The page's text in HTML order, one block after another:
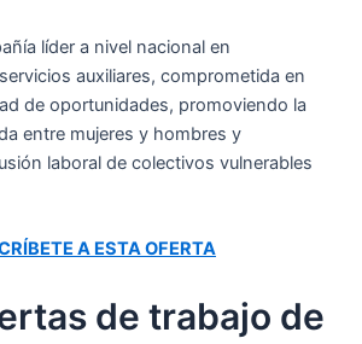
líder a nivel nacional en
auxiliares, comprometida en
de oportunidades, promoviendo la
entre mujeres y hombres y
laboral de colectivos vulnerables
A ESTA OFERTA
de trabajo de